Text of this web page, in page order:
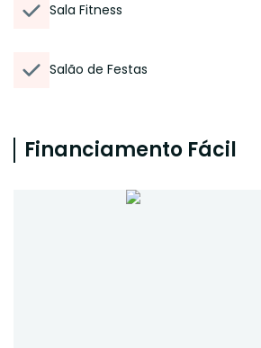
Sala Fitness
Salão de Festas
Financiamento Fácil